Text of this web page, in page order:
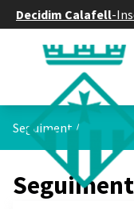
Decidim Calafell-
Seguiment /
Seguiment